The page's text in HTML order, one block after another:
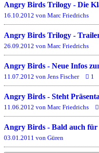
Angry Birds Trilogy - Die
16.10.2012 von Marc Friedrichs
Angry Birds Trilogy -
26.09.2012 von Marc Friedrichs
Angry Birds - Neue Infos
11.07.2012 von Jens Fischer 1
Angry Birds - Steht
11.06.2012 von Marc Friedrichs
Angry Birds - Bald auch
03.01.2011 von Güren